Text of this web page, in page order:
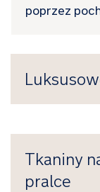
poprzez
Tkaniny
pralce